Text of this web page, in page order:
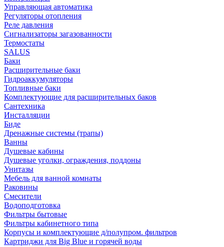
Управляющая автоматика
Регуляторы отопления
Реле давления
Сигнализаторы загазованности
Термостаты
SALUS
Баки
Расширительные баки
Гидроаккумуляторы
Топливные баки
Комплектующие для расширительных баков
Сантехника
Инсталляции
Биде
Дренажные системы (трапы)
Ванны
Душевые кабины
Душевые уголки, ограждения, поддоны
Унитазы
Мебель для ванной комнаты
Раковины
Смесители
Водоподготовка
Фильтры бытовые
Фильтры кабинетного типа
Корпусы и комплектующие д/полупром. фильтров
Картриджи для Big Blue и горячей воды